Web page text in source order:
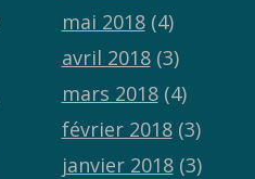
mai 2018(4)
avril 2018(3)
mars 2018(4)
février 2018(3)
janvier 2018(3)